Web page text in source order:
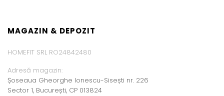
MAGAZIN & DEPOZIT
HOMEFIT SRL RO24842480
Adresă magazin:
Șoseaua Gheorghe Ionescu-Sisești nr. 226
Sector 1, București, CP 013824